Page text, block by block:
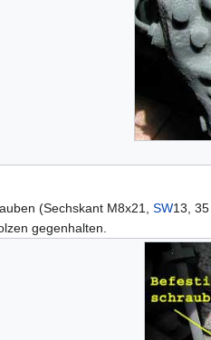
(Sechskant M8x21, SW13,
gegenhalten.